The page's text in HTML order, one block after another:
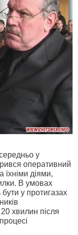
у
оперативний
їхніми діями,
В умовах
бути у протигазах
хвилин після